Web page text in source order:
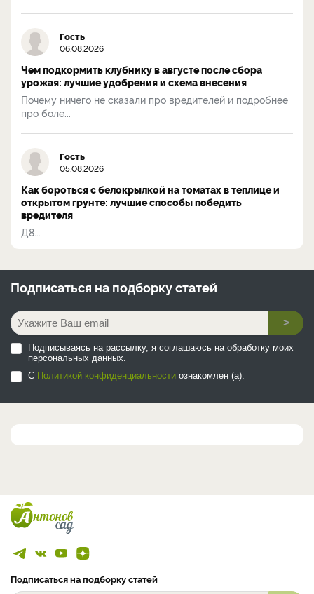
Гость
06.08.2026
Чем подкормить клубнику в августе после сбора
урожая: лучшие удобрения и схема внесения
Почему ничего не сказали про вредителей и подробнее
про боле...
Гость
05.08.2026
Как бороться с белокрылкой на томатах в теплице и
открытом грунте: лучшие способы победить
вредителя
Д8...
Подписаться на подборку статей
>
Подписываясь на рассылку, я соглашаюсь на обработку моих
персональных данных.
С Политикой конфиденциальности ознакомлен (а).
Подписаться на подборку статей